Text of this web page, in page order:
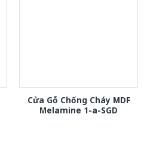
Cửa Gỗ Chống Cháy MDF
Melamine 1-a-SGD